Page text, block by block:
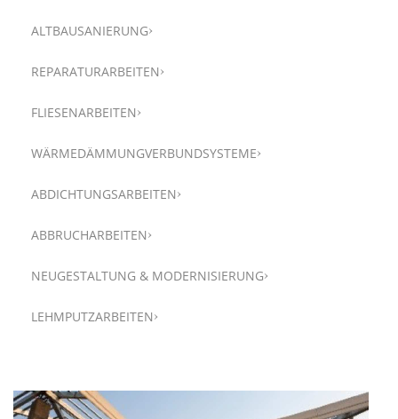
ALTBAUSANIERUNG
REPARATURARBEITEN
FLIESENARBEITEN
WÄRMEDÄMMUNGVERBUNDSYSTEME
ABDICHTUNGSARBEITEN
ABBRUCHARBEITEN
NEUGESTALTUNG & MODERNISIERUNG
LEHMPUTZARBEITEN